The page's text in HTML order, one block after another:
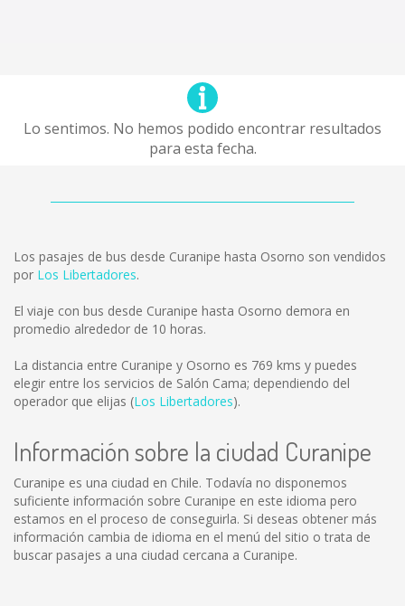
Lo sentimos. No hemos podido encontrar resultados
para esta fecha.
Los pasajes de bus desde Curanipe hasta Osorno son vendidos
por Los Libertadores.
El viaje con bus desde Curanipe hasta Osorno demora en
promedio alrededor de 10 horas.
La distancia entre Curanipe y Osorno es 769 kms y puedes
elegir entre los servicios de Salón Cama; dependiendo del
operador que elijas (Los Libertadores).
Información sobre la ciudad Curanipe
Curanipe es una ciudad en Chile. Todavía no disponemos
suficiente información sobre Curanipe en este idioma pero
estamos en el proceso de conseguirla. Si deseas obtener más
información cambia de idioma en el menú del sitio o trata de
buscar pasajes a una ciudad cercana a Curanipe.